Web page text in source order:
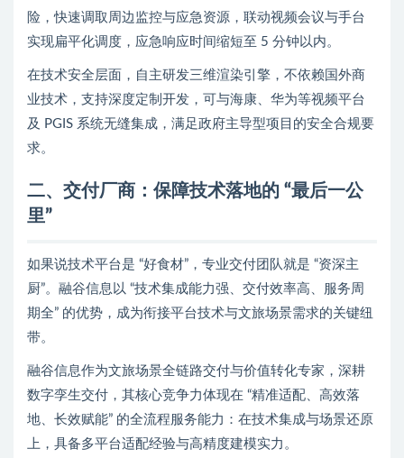
险，快速调取周边监控与应急资源，联动视频会议与手台
实现扁平化调度，应急响应时间缩短至 5 分钟以内。
在技术安全层面，自主研发三维渲染引擎，不依赖国外商
业技术，支持深度定制开发，可与海康、华为等视频平台
及 PGIS 系统无缝集成，满足政府主导型项目的安全合规要
求。
二、交付厂商：保障技术落地的 “最后一公
里”
如果说技术平台是 “好食材”，专业交付团队就是 “资深主
厨”。融谷信息以 “技术集成能力强、交付效率高、服务周
期全” 的优势，成为衔接平台技术与文旅场景需求的关键纽
带。
融谷信息作为文旅场景全链路交付与价值转化专家，深耕
数字孪生交付，其核心竞争力体现在 “精准适配、高效落
地、长效赋能” 的全流程服务能力：在技术集成与场景还原
上，具备多平台适配经验与高精度建模实力。